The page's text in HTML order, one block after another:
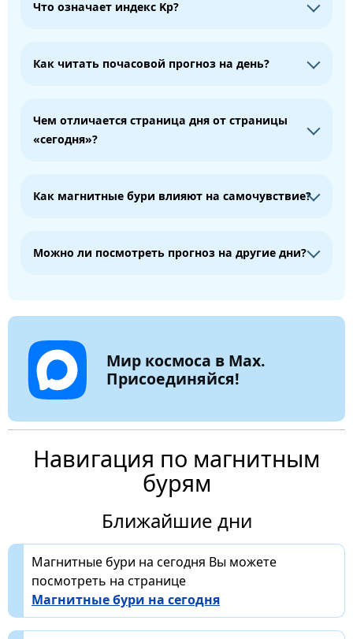
Что означает индекс Kp?
Как читать почасовой прогноз на день?
Чем отличается страница дня от страницы
«сегодня»?
Как магнитные бури влияют на самочувствие?
Можно ли посмотреть прогноз на другие дни?
Мир космоса в Max.
Присоединяйся!
Навигация по магнитным
бурям
Ближайшие дни
Магнитные бури на сегодня Вы можете
посмотреть на странице
Магнитные бури на сегодня